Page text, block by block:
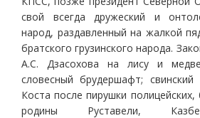
свой всегда дружеский и
народ, раздавленный на жалкой
братского грузинского народа.
А.С. Дзасохова на лису и
словесный брудершафт;
Коста после пирушки
родины Руставели,